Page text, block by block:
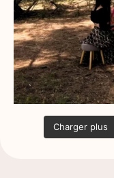
Charger plus